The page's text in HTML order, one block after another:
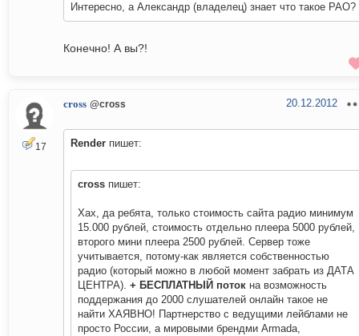
Интересно, а Александр (владелец) знает что такое РАО?
Конечно! А вы?!
17
cross @cross 20.12.2012
Render пишет:
cross пишет:
Хах, да ребята, только стоимость сайта радио минимум
15.000 рублей, стоимость отдельно плеера 5000 рублей,
второго мини плеера 2500 рублей. Сервер тоже
учитывается, потому-как является собственностью
радио (который можно в любой момент забрать из ДАТА
ЦЕНТРА). + БЕСПЛАТНЫЙ поток на возможность
поддержания до 2000 слушателей онлайн такое не
найти ХАЯВНО! Партнерство с ведущими лейблами не
просто России, а мировыми брендми Armada,